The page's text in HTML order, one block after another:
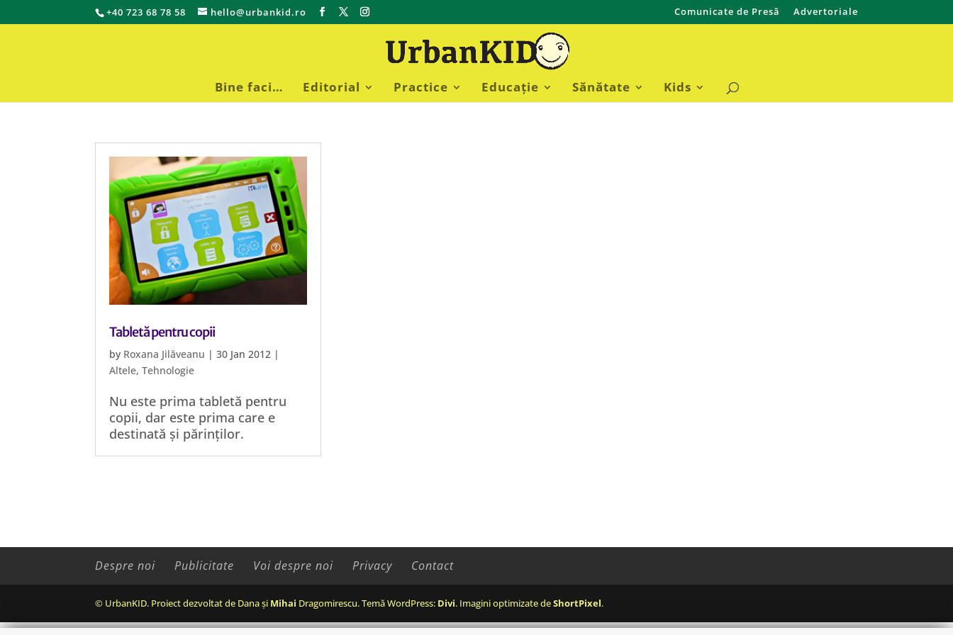
+40 723 68 78 58 hello@urbankid.ro Comunicate de Presă Advertoriale
Bine faci… Editorial Practice Educație Sănătate Kids
Tabletă pentru copii
by Roxana Jilăveanu |30 Jan 2012 |
Altele,Tehnologie
Nu este prima tabletă pentru
copii, dar este prima care e
destinată și părinților.
Despre noi Publicitate Voi despre noi Privacy Contact
© UrbanKID. Proiect dezvoltat de Dana și Mihai Dragomirescu. Temă WordPress: Divi. Imagini optimizate deShortPixel.